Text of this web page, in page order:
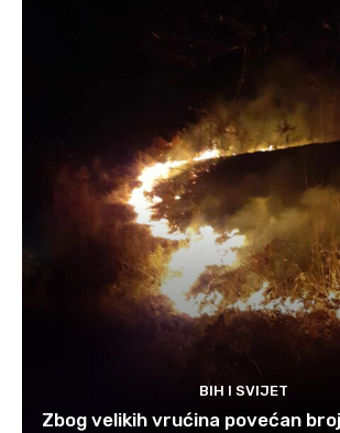
BIH I SVIJET
Zbog velikih vrućina povećan